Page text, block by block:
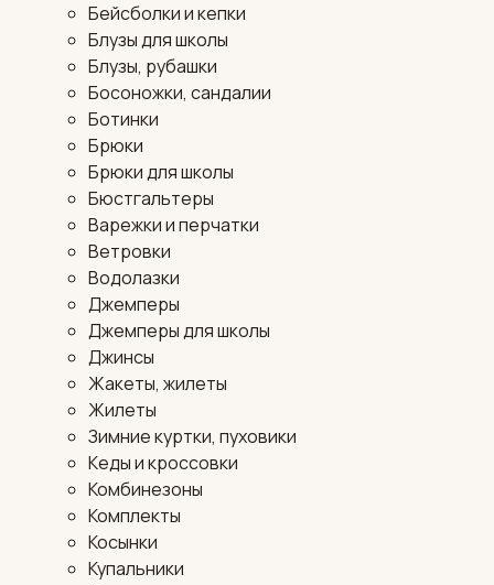
Бейсболки и кепки
Блузы для школы
Блузы, рубашки
Босоножки, сандалии
Ботинки
Брюки
Брюки для школы
Бюстгальтеры
Варежки и перчатки
Ветровки
Водолазки
Джемперы
Джемперы для школы
Джинсы
Жакеты, жилеты
Жилеты
Зимние куртки, пуховики
Кеды и кроссовки
Комбинезоны
Комплекты
Косынки
Купальники